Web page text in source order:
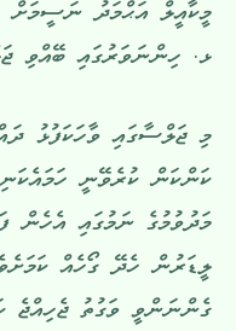
މީކާއީލް އަޙްމަދު ނަސީމަށް
ޅ. ހިންނަވަރުގައި ބޭއްވި
މި ޖަލްސާގައި ވާހަކަފުޅު
ކަންކަން ކުރެވޭނީ
މަދުވުމުގެ ނަމުގައި އެހެން
ލީޑަރުން ހެދޭ ގޯހެއް
ގެންނަންވީ ވަގުތު ޖެހިއްޖެ